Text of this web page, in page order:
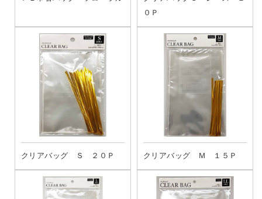
０Ｐ
クリアバッグ Ｓ ２０Ｐ クリアバッグ Ｍ １５Ｐ